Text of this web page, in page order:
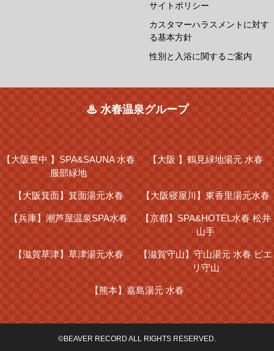
サイトポリシー
カスタマーハラスメントに対す
る基本方針
性別と入浴に関するご案内
♨ 水春温泉グループ
【大阪豊中 】SPA&SAUNA 水春
服部緑地
【大阪 】鶴見緑地湯元 水春
【大阪箕面】箕面湯元水春 【大阪寝屋川】東香里湯元水春
【兵庫】潮芦屋温泉SPA水春 【京都】SPA&HOTEL水春 松井
山手
【滋賀草津】草津湯元水春 【滋賀守山】守山湯元 水春 ピエ
リ守山
【熊本】嘉島湯元 水春
©BEAVER RECORD ALL RIGHTS RESERVED.